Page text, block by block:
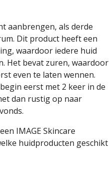
aanbrengen, als derde
Dit product heeft een
waardoor iedere huid
Het bevat zuren, waardoor
even te laten wennen.
eerst met 2 keer in de
dan rustig op naar
IMAGE Skincare
huidproducten geschikt